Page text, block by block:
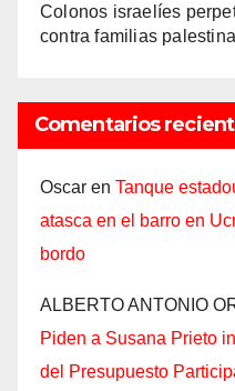
Colonos israelíes
contra familias
Comentarios
Oscar en Tanque
atasca en el barro en
bordo
ALBERTO ANTONIO
Piden a Susana Prieto
del Presupuesto